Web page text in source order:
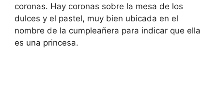
coronas. Hay coronas sobre la mesa de los
dulces y el pastel, muy bien ubicada en el
nombre de la cumpleañera para indicar que ella
es una princesa.